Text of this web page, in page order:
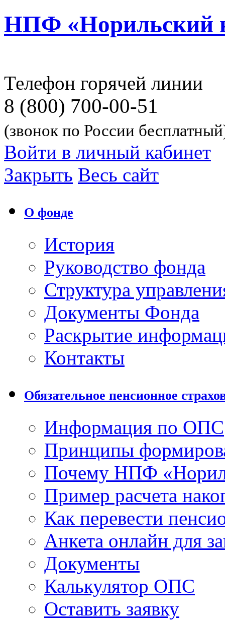
НПФ «Норильский
Телефон горячей линии
8 (800) 700-00-51
(звонок по России
Войти в личный кабинет
Закрыть Весь сайт
О фонде
История
Руководство фонда
Структура
Документы Фонда
Раскрытие
Контакты
Обязательное пенсионное
Информация по ОПС
Принципы
Почему НПФ
Пример расчета
Как перевести
Анкета онлайн для
Документы
Калькулятор ОПС
Оставить заявку